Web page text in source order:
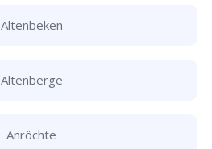
Altenbeken
Altenberge
Anröchte